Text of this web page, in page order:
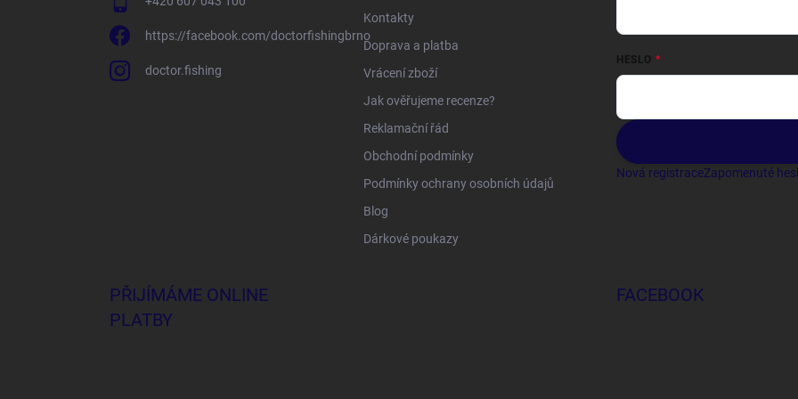
https://facebook.com/doctorfishingbrno
doctor.fishing
Kontakty
Doprava a platba
Vrácení zboží
Jak ověřujeme recenze?
Reklamační řád
Obchodní podmínky
Podmínky ochrany osobních údajů
Blog
Dárkové poukazy
HESLO
Nová registraceZapomenuté
PŘIJÍMÁME ONLINE
PLATBY
FACEBOOK